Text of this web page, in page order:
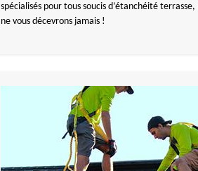
spécialisés pour tous soucis d’étanchéité
ne vous décevrons jamais !